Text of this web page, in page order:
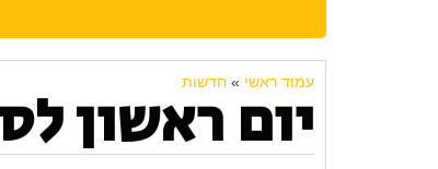
עמוד ראשי » חדשות
יום ראשון